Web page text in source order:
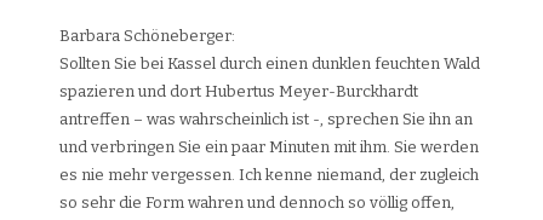
Barbara Schöneberger:
Sollten Sie bei Kassel durch einen dunklen feuchten Wald
spazieren und dort Hubertus Meyer-Burckhardt
antreffen – was wahrscheinlich ist -, sprechen Sie ihn an
und verbringen Sie ein paar Minuten mit ihm. Sie werden
es nie mehr vergessen. Ich kenne niemand, der zugleich
so sehr die Form wahren und dennoch so völlig offen,